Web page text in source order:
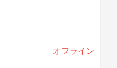
オフライン